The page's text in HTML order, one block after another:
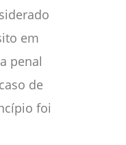
em
penal
de
foi